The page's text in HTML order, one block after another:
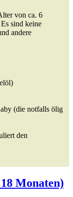
von ca. 6
sind keine
andere
(die notfalls ölig
den
Monaten)